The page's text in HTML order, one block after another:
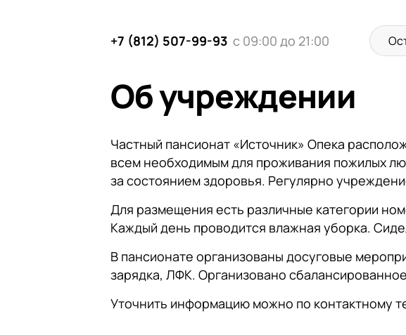
+7 (812) 507-99-93 с 09:00 до 21:00
Об учреждении
Частный пансионат «Источник» Опека
всем необходимым для проживания пожилых
за состоянием здоровья. Регулярно
Для размещения есть различные категории
Каждый день проводится влажная уборка.
В пансионате организованы досуговые
зарядка, ЛФК. Организовано
Уточнить информацию можно по контактному